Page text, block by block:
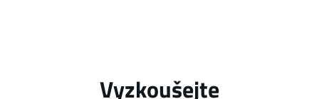
Vyzkoušejte